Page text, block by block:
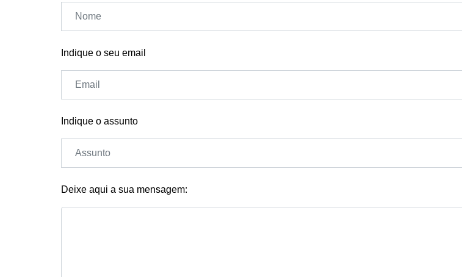
Indique o seu email
Indique o assunto
Deixe aqui a sua mensagem: